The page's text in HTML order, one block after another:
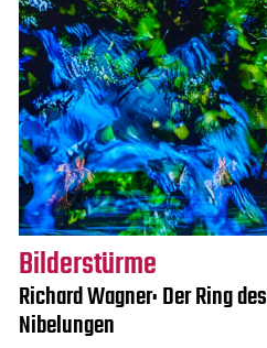
Bilderstürme
Richard Wagner: Der Ring des
Nibelungen